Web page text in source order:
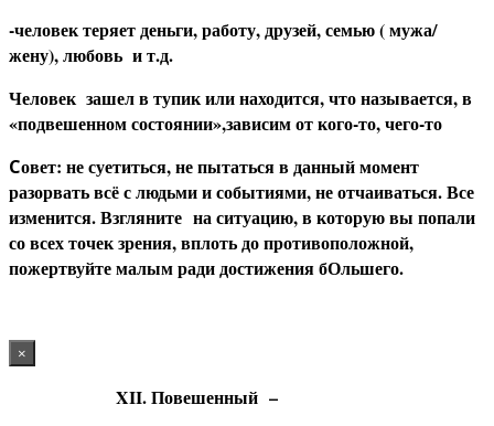
-человек теряет деньги, работу, друзей, семью ( мужа/
жену), любовь и т.д.
Человек зашел в тупик или находится, что называется, в
«подвешенном состоянии»,зависим от кого-то, чего-то
Совет: не суетиться, не пытаться в данный момент
разорвать всё с людьми и событиями, не отчаиваться. Все
изменится. Взгляните на ситуацию, в которую вы попали
со всех точек зрения, вплоть до противоположной,
пожертвуйте малым ради достижения бОльшего.
×
XII. Повешенный –